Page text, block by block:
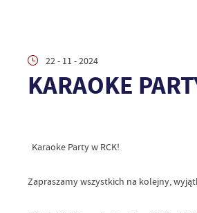
22 - 11 - 2024
KARAOKE
Karaoke Party w RCK!
Zapraszamy wszystkich na kolejny,